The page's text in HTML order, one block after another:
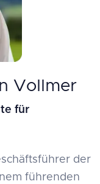
Vollmer
für
der
führenden